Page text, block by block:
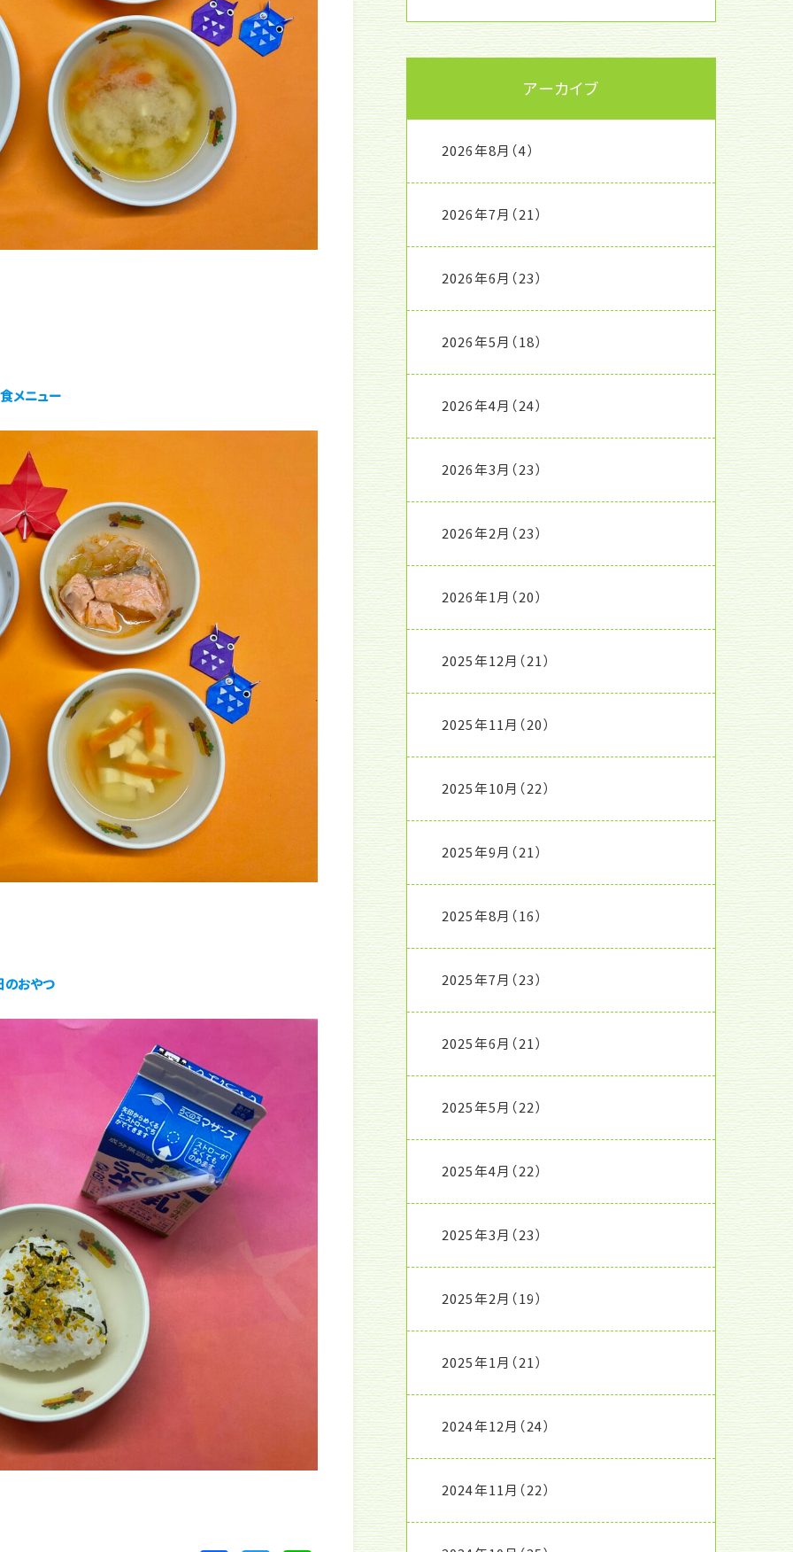
メニュー
のおやつ
アーカイブ
2026年8月 （4）
2026年7月 （21）
2026年6月 （23）
2026年5月 （18）
2026年4月 （24）
2026年3月 （23）
2026年2月 （23）
2026年1月 （20）
2025年12月 （21）
2025年11月 （20）
2025年10月 （22）
2025年9月 （21）
2025年8月 （16）
2025年7月 （23）
2025年6月 （21）
2025年5月 （22）
2025年4月 （22）
2025年3月 （23）
2025年2月 （19）
2025年1月 （21）
2024年12月 （24）
2024年11月 （22）